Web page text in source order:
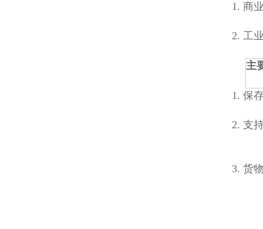
1. 商
2. 工
主
1. 保
2. 支
3. 货